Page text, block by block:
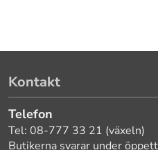
Kontakt
Telefon
Tel: 08-777 33 21 (växeln)
Butikerna svarar under